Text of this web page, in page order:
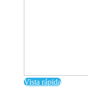
Vista rápida